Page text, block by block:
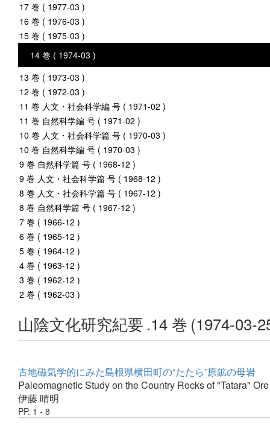
17 巻 ( 1977-03 )
16 巻 ( 1976-03 )
15 巻 ( 1975-03 )
14 巻 ( 1974-03 )
13 巻 ( 1973-03 )
12 巻 ( 1972-03 )
11 巻 人文・社会科学編 号 ( 1971-02 )
11 巻 自然科学編 号 ( 1971-02 )
10 巻 人文・社会科学篇 号 ( 1970-03 )
10 巻 自然科学編 号 ( 1970-03 )
9 巻 自然科学篇 号 ( 1968-12 )
9 巻 人文・社会科学篇 号 ( 1968-12 )
8 巻 人文・社会科学篇 号 ( 1967-12 )
8 巻 自然科学篇 号 ( 1967-12 )
7 巻 ( 1966-12 )
6 巻 ( 1965-12 )
5 巻 ( 1964-12 )
4 巻 ( 1963-12 )
3 巻 ( 1962-12 )
2 巻 ( 1962-03 )
山陰文化研究紀要 .14 巻 (1974-03-
古地磁気学的にみた島根県横田町の“たたら”原鉱の母岩
Paleomagnetic Study on the Country Rocks of "Tatara"
伊藤 晴明
PP. 1 - 8